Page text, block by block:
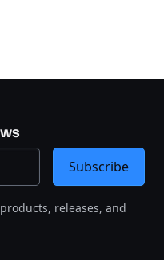
releases, and
Subscribe